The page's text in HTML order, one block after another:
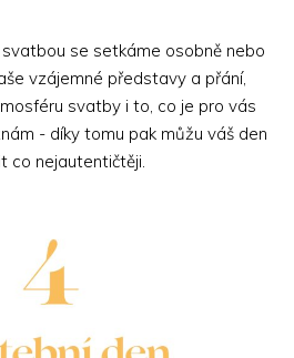
se setkáme osobně nebo
vzájemné představy a přání,
svatby i to, co je pro vás
- díky tomu pak můžu váš den
co nejautentičtěji.